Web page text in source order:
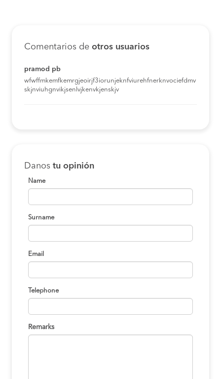
Comentarios de otros usuarios
pramod pb
wfwffmkemfkemrgjeoirjf3iorunjeknfviurehfnerknvociefdmv
skjnviuhgnvikjsenlvjkenvkjenskjv
Danos tu opinión
Name
Surname
Email
Telephone
Remarks